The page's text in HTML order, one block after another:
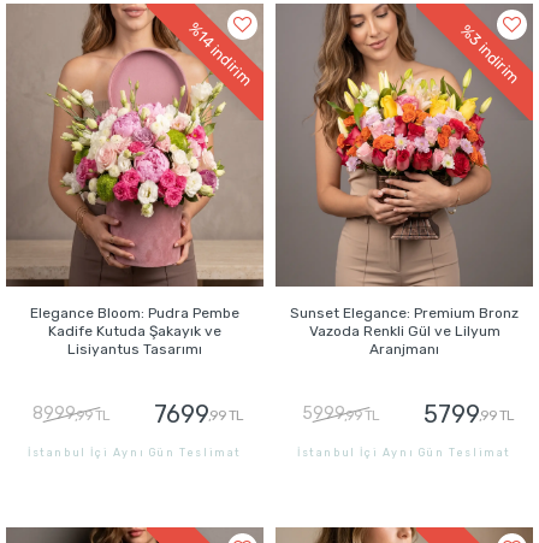
%14
indirim
Elegance Bloom: Pudra Pembe
Kadife Kutuda Şakayık ve
Lisiyantus Tasarımı
8999,99 TL 7699,99 TL
İstanbul İçi Aynı Gün Teslimat
%3
indirim
Sunset Elegance: Premium Bronz
Vazoda Renkli Gül ve Lilyum
Aranjmanı
5999,99 TL 5799,99 TL
İstanbul İçi Aynı Gün Teslimat